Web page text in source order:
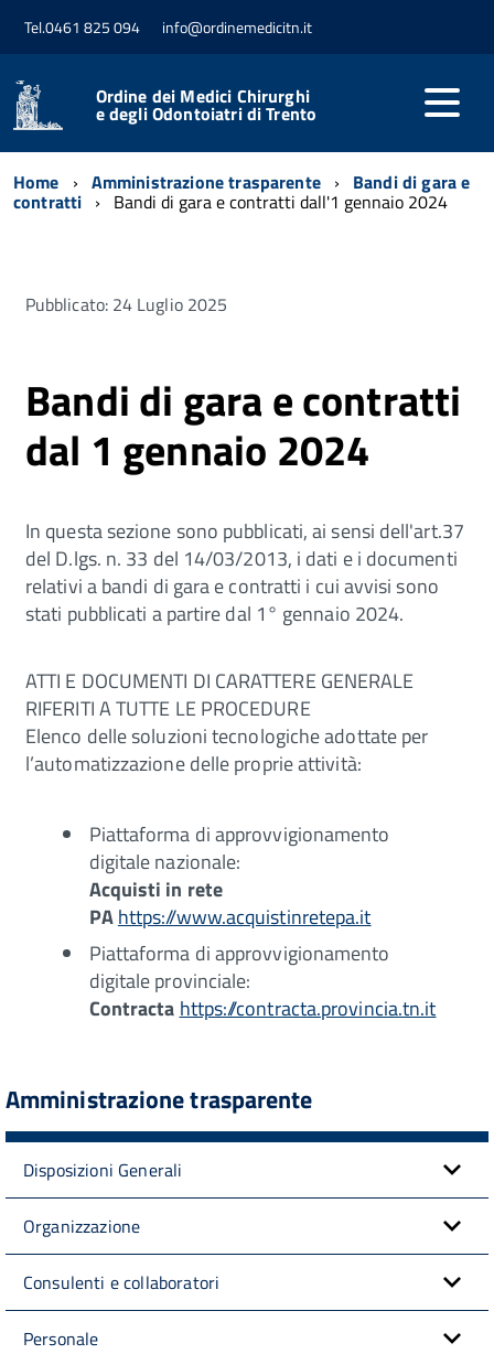
Tel.0461 825 094 info@ordinemedicitn.it
Ordine dei Medici Chirurghi
e degli Odontoiatri di Trento
Home Amministrazione trasparente Bandi di gara e
contratti Bandi di gara e contratti dall'1 gennaio 2024
Pubblicato: 24 Luglio 2025
Bandi di gara e contratti
dal 1 gennaio 2024
In questa sezione sono pubblicati, ai sensi dell'art.37
del D.lgs. n. 33 del 14/03/2013, i dati e i documenti
relativi a bandi di gara e contratti i cui avvisi sono
stati pubblicati a partire dal 1° gennaio 2024.
ATTI E DOCUMENTI DI CARATTERE GENERALE
RIFERITI A TUTTE LE PROCEDURE
Elenco delle soluzioni tecnologiche adottate per
l’automatizzazione delle proprie attività:
Piattaforma di approvvigionamento
digitale nazionale:
Acquisti in rete
PAhttps://www.acquistinretepa.it
Piattaforma di approvvigionamento
digitale provinciale:
Contracta https://contracta.provincia.tn.it
Amministrazione trasparente
Disposizioni Generali
Organizzazione
Consulenti e collaboratori
Personale